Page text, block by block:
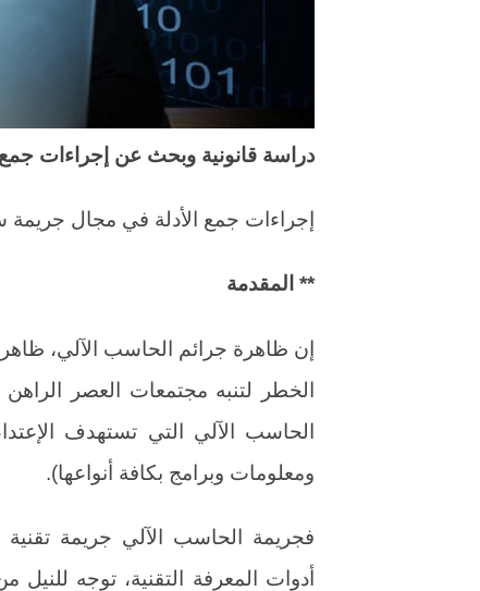
دراسة قانونية وبحث عن إجراءات
إجراءات جمع الأدلة في مجال جريمة
** المقدمة
إن ظاهرة جرائم الحاسب الآلي،
الخطر لتنبه مجتمعات العصر
الحاسب الآلي التي تستهدف
ومعلومات وبرامج بكافة أنواعها).
فجريمة الحاسب الآلي جريمة تقنية
أدوات المعرفة التقنية، توجه